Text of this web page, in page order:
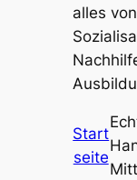
alles
Start
seite